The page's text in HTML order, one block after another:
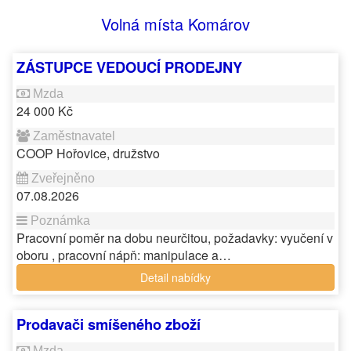
Volná místa Komárov
ZÁSTUPCE VEDOUCÍ PRODEJNY
24 000 Kč
COOP Hořovice, družstvo
07.08.2026
Pracovní poměr na dobu neurčitou, požadavky: vyučení v
oboru , pracovní nápň: manipulace a…
Detail nabídky
Prodavači smíšeného zboží